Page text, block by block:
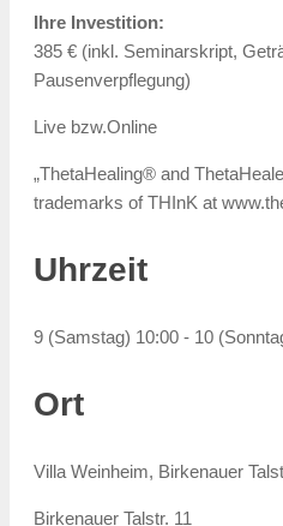
Ihre Investition:
385 € (inkl. Seminarskript,
Pausenverpflegung)
Live bzw.Online
„ThetaHealing® and
trademarks of THInK at
Uhrzeit
9 (Samstag) 10:00 - 10
Ort
Villa Weinheim, Birkenauer
Birkenauer Talstr. 11